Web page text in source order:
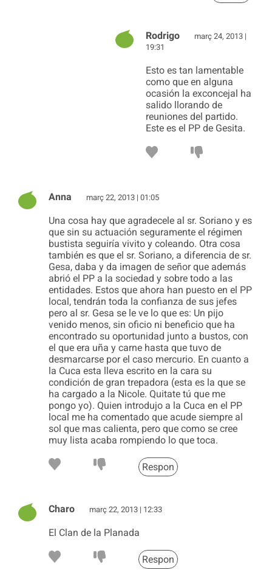
Rodrigo
març 24, 2013 |
19:31
Esto es tan lamentable
como que en alguna
ocasión la exconcejal ha
salido llorando de
reuniones del partido.
Este es el PP de Gesita.
Anna març 22, 2013 | 01:05
Una cosa hay que agradecele al sr. Soriano y es
que sin su actuación seguramente el régimen
bustista seguiría vivito y coleando. Otra cosa
también es que el sr. Soriano, a diferencia de sr.
Gesa, daba y da imagen de señor que además
abrió el PP a la sociedad y sobre todo a las
entidades. Estos que ahora han puesto en el PP
local, tendrán toda la confianza de sus jefes
pero al sr. Gesa se le ve lo que es: Un pijo
venido menos, sin oficio ni beneficio que ha
encontrado su oportunidad junto a bustos, con
el que era uña y carne hasta que tuvo de
desmarcarse por el caso mercurio. En cuanto a
la Cuca esta lleva escrito en la cara su
condición de gran trepadora (esta es la que se
ha cargado a la Nicole. Quitate tú que me
pongo yo). Quien introdujo a la Cuca en el PP
local me ha comentado que acude siempre al
sol que mas calienta, pero que como se cree
muy lista acaba rompiendo lo que toca.
Respon
Charo març 22, 2013 | 12:33
El Clan de la Planada
Respon